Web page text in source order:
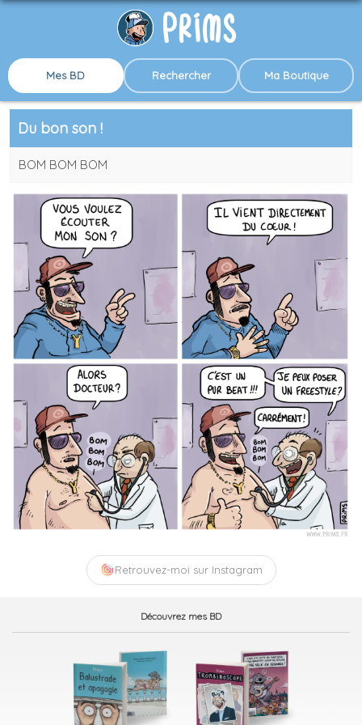
Mes BD Rechercher Ma Boutique
Du bon son !
BOM BOM BOM
Retrouvez-moi sur Instagram
Découvrez mes BD